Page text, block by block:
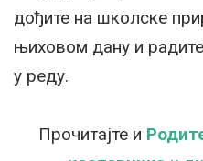
дођите на школске
њиховом дану и
у реду.
Прочитајте и